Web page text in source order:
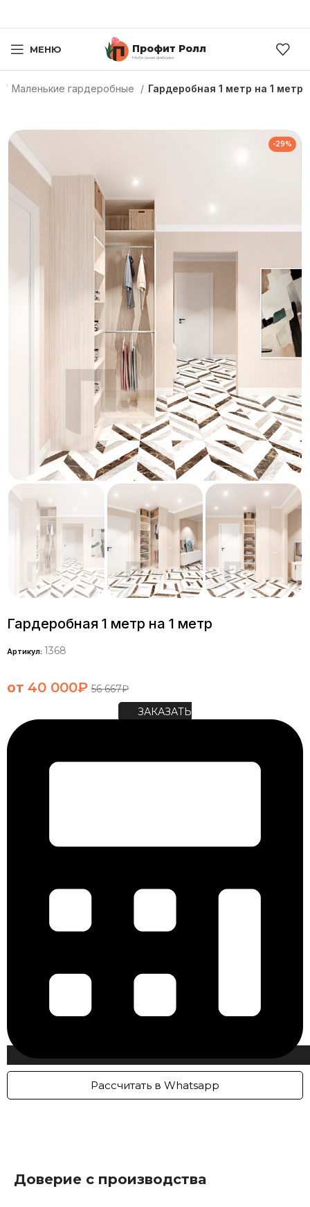
МЕНЮ Профит Ролл
Мебельная фабрика
Маленькие гардеробные Гардеробная 1 метр на 1 метр
-29%
Гардеробная 1 метр на 1 метр
Артикул: 1368
от 40 000₽ 56 667₽
ЗАКАЗАТЬ
Рассчитать в Whatsapp
Доверие с производства